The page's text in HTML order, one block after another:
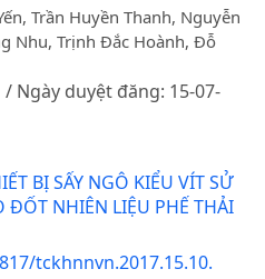
Trần Huyền Thanh, Nguyễn
Nhu, Trịnh Đắc Hoành, Đỗ
Ngày duyệt đăng: 15-07-
BỊ SẤY NGÔ KIỂU VÍT SỬ
ĐỐT NHIÊN LIỆU PHẾ THẢI
tckhnnvn.2017.15.10.